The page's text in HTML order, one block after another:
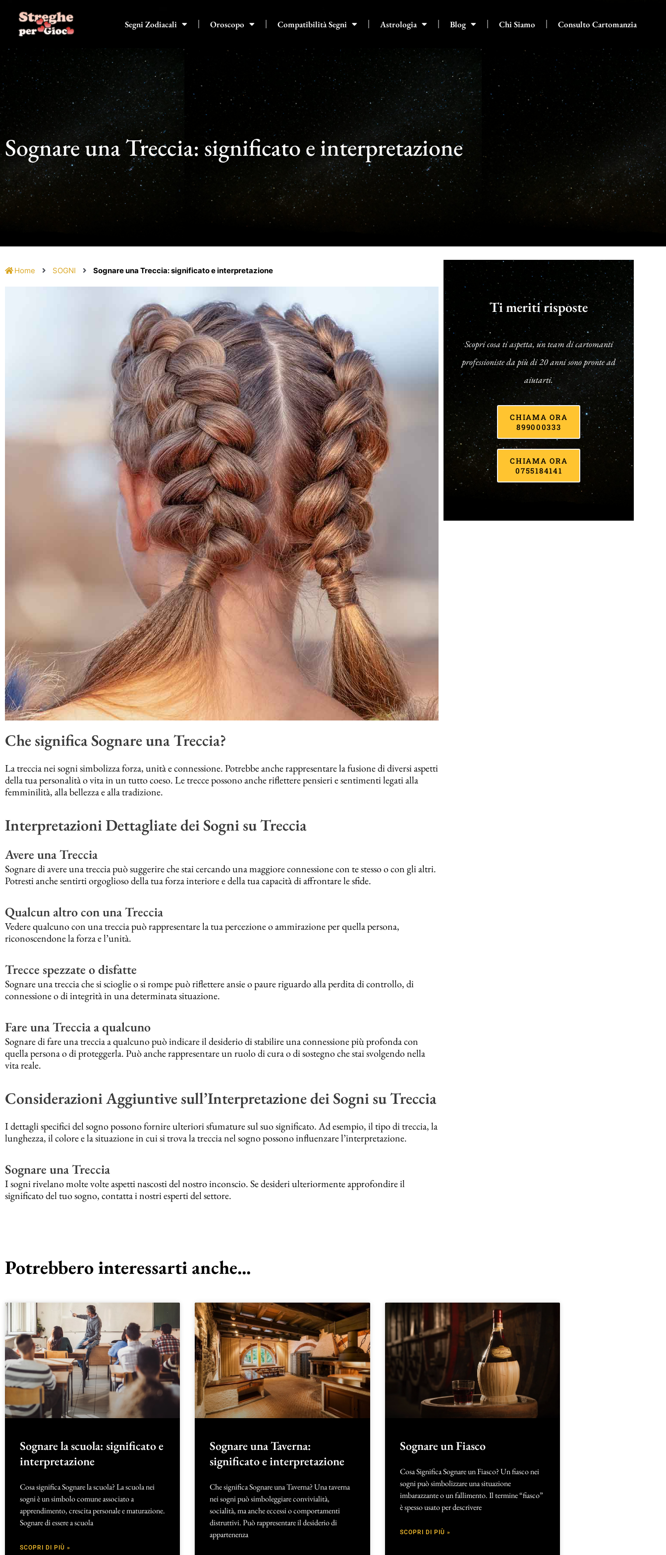
contenuto
Segni Zodiacali Oroscopo Compatibilità Segni Astrologia Blog Chi Siamo Consulto Cartomanzia
Sognare una Treccia: significato e interpretazione
Home SOGNI Sognare una Treccia: significato e interpretazione
Che significa Sognare una Treccia?
La treccia nei sogni simbolizza forza, unità e connessione. Potrebbe anche rappresentare la fusione di diversi aspetti
della tua personalità o vita in un tutto coeso. Le trecce possono anche riflettere pensieri e sentimenti legati alla
femminilità, alla bellezza e alla tradizione.
Interpretazioni Dettagliate dei Sogni su Treccia
Avere una Treccia
Sognare di avere una treccia può suggerire che stai cercando una maggiore connessione con te stesso o con gli altri.
Potresti anche sentirti orgoglioso della tua forza interiore e della tua capacità di affrontare le sfide.
Qualcun altro con una Treccia
Vedere qualcuno con una treccia può rappresentare la tua percezione o ammirazione per quella persona,
riconoscendone la forza e l’unità.
Trecce spezzate o disfatte
Sognare una treccia che si scioglie o si rompe può riflettere ansie o paure riguardo alla perdita di controllo, di
connessione o di integrità in una determinata situazione.
Fare una Treccia a qualcuno
Sognare di fare una treccia a qualcuno può indicare il desiderio di stabilire una connessione più profonda con
quella persona o di proteggerla. Può anche rappresentare un ruolo di cura o di sostegno che stai svolgendo nella
vita reale.
Considerazioni Aggiuntive sull’Interpretazione dei Sogni su Treccia
I dettagli specifici del sogno possono fornire ulteriori sfumature sul suo significato. Ad esempio, il tipo di treccia, la
lunghezza, il colore e la situazione in cui si trova la treccia nel sogno possono influenzare l’interpretazione.
Sognare una Treccia
I sogni rivelano molte volte aspetti nascosti del nostro inconscio. Se desideri ulteriormente approfondire il
significato del tuo sogno, contatta i nostri esperti del settore.
Ti meriti risposte
Scopri cosa ti aspetta, un team di cartomanti
professioniste da più di 20 anni sono pronte ad
aiutarti.
CHIAMA ORA
899000333
CHIAMA ORA
0755184141
Potrebbero interessarti anche...
Sognare la scuola: significato e
interpretazione
Cosa significa Sognare la scuola? La scuola nei
sogni è un simbolo comune associato a
apprendimento, crescita personale e maturazione.
Sognare di essere a scuola
SCOPRI DI PIÙ »
Sognare una Taverna:
significato e interpretazione
Che significa Sognare una Taverna? Una taverna
nei sogni può simboleggiare convivialità,
socialità, ma anche eccessi o comportamenti
distruttivi. Può rappresentare il desiderio di
appartenenza
Sognare un Fiasco
Cosa Significa Sognare un Fiasco? Un fiasco nei
sogni può simbolizzare una situazione
imbarazzante o un fallimento. Il termine “fiasco”
è spesso usato per descrivere
SCOPRI DI PIÙ »